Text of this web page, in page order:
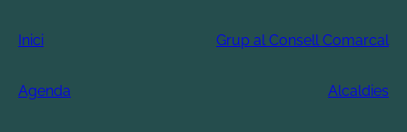
Inici Grup al Consell Comarcal
Agenda Alcaldies